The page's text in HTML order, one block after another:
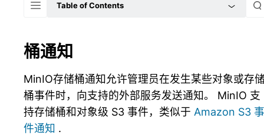
Table of Contents
桶通知
MinIO存储桶通知允许管理员在发生某些对象或存
桶事件时，向支持的外部服务发送通知。 MinIO 支
持存储桶和对象级 S3 事件，类似于 Amazon S3 事
件通知 .